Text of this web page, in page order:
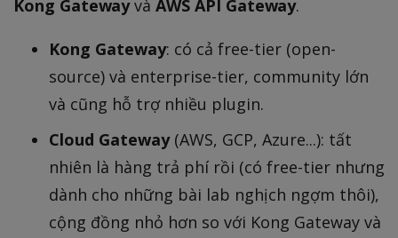
Kong GatewayvàAWS API Gateway.
Kong Gateway: có cả free-tier (open-
source) và enterprise-tier, community lớn
và cũng hỗ trợ nhiều plugin.
Cloud Gateway(AWS, GCP, Azure...): tất
nhiên là hàng trả phí rồi (có free-tier nhưng
dành cho những bài lab nghịch ngợm thôi),
cộng đồng nhỏ hơn so với Kong Gateway và